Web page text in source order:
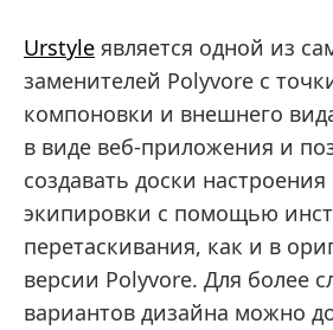
Urstyle является одной из
заменителей Polyvore с
компоновки и внешнего
в виде веб-приложения и
создавать доски
экипировки с помощью
перетаскивания, как и в
версии Polyvore. Для более
вариантов дизайна можно